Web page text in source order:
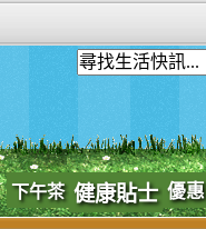
下午茶 健康貼士 優惠